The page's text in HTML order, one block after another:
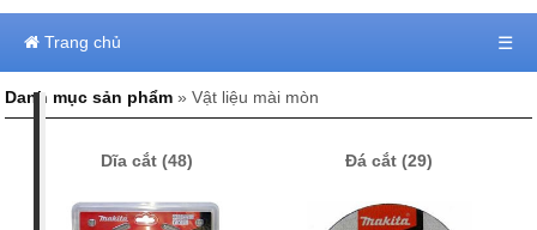
Trang chủ ☰
Danh mục sản phẩm » Vật liệu mài mòn
Dĩa cắt (48) Đá cắt (29)